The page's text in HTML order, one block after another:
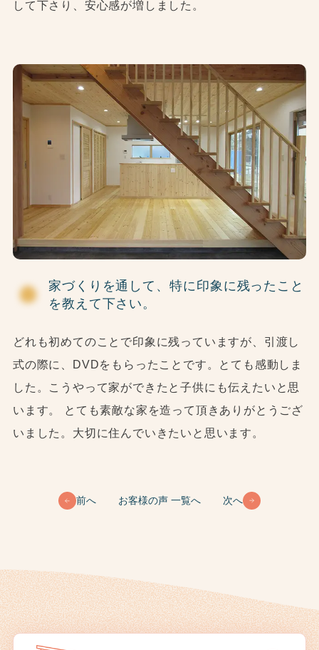
して下さり、安心感が増しました。
家づくりを通して、特に印象に残ったこと
を教えて下さい。
どれも初めてのことで印象に残っていますが、引渡し
式の際に、DVDをもらったことです。とても感動しま
した。こうやって家ができたと子供にも伝えたいと思
います。 とても素敵な家を造って頂きありがとうござ
いました。大切に住んでいきたいと思います。
前へ お客様の声 一覧へ 次へ